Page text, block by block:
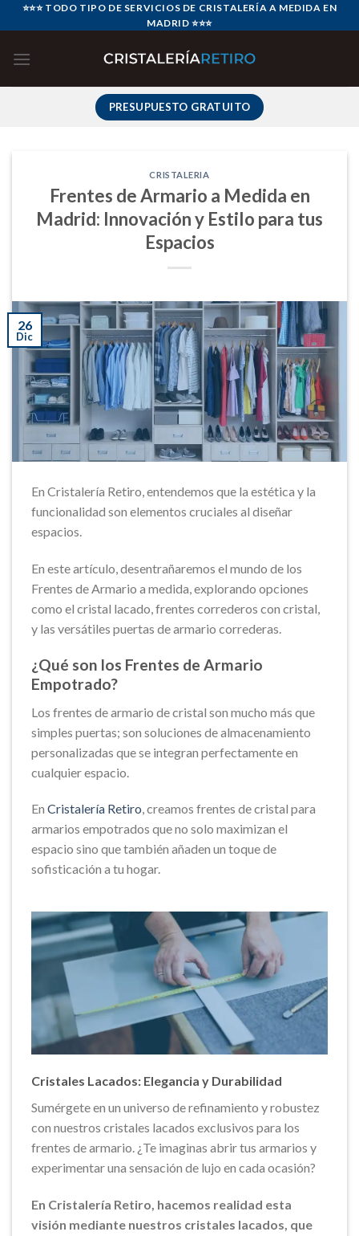
Skip
to
⭐⭐⭐ TODO TIPO DE SERVICIOS DE CRISTALERÍA A MEDIDA EN
MADRID ⭐⭐⭐
PRESUPUESTO GRATUITO
CRISTALERIA
Frentes de Armario a Medida en
Madrid: Innovación y Estilo para tus
Espacios
26
Dic
En Cristalería Retiro, entendemos que la estética y la
funcionalidad son elementos cruciales al diseñar
espacios.
En este artículo, desentrañaremos el mundo de los
Frentes de Armario a medida, explorando opciones
como el cristal lacado, frentes correderos con cristal,
y las versátiles puertas de armario correderas.
¿Qué son los Frentes de Armario
Empotrado?
Los frentes de armario de cristal son mucho más que
simples puertas; son soluciones de almacenamiento
personalizadas que se integran perfectamente en
cualquier espacio.
En Cristalería Retiro, creamos frentes de cristal para
armarios empotrados que no solo maximizan el
espacio sino que también añaden un toque de
sofisticación a tu hogar.
Cristales Lacados: Elegancia y Durabilidad
Sumérgete en un universo de refinamiento y robustez
con nuestros cristales lacados exclusivos para los
frentes de armario. ¿Te imaginas abrir tus armarios y
experimentar una sensación de lujo en cada ocasión?
En Cristalería Retiro, hacemos realidad esta
visión mediante nuestros cristales lacados, que